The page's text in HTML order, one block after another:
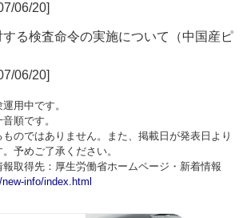
06/20]
る検査命令の実施について（中国産ピ
06/20]
用中です。
順です。
ものではありません。また、掲載日が発表日より
予めご了承ください。
報取得先：厚生労働省ホームページ・新着情報
info/index.html